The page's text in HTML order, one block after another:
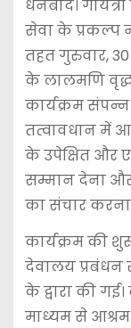
धनबाद।
सेवा के प्रकल्प
तहत गुरुवार,
के लालमणि
कार्यक्रम
तत्वावधान में
के उपेक्षित और
सम्मान देना
का संचार करना
कार्यक्रम की
देवालय प्रबंधन
के द्वारा की
माध्यम से